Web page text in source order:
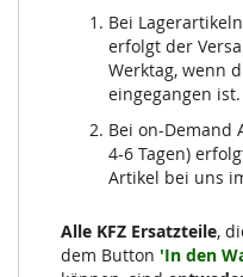
Bei
erfolgt der
Werktag, wenn
eingegangen ist.
Bei on-
4-6 Tagen)
Artikel bei uns
Alle KFZ Ersatzteile,
dem Button 'In den